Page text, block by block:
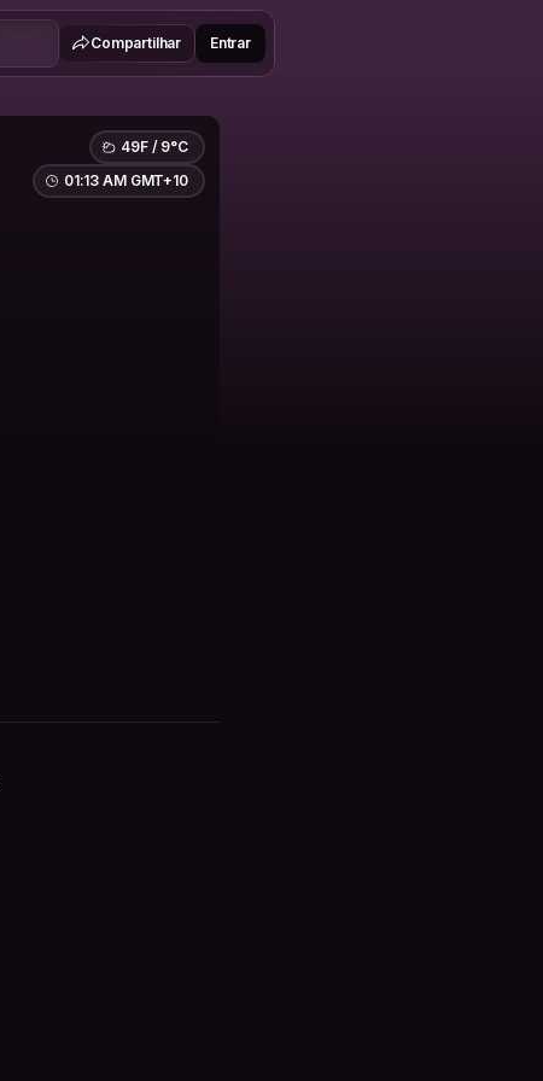
Compartilhar Entrar
49F / 9°C
01:13 AM GMT+10